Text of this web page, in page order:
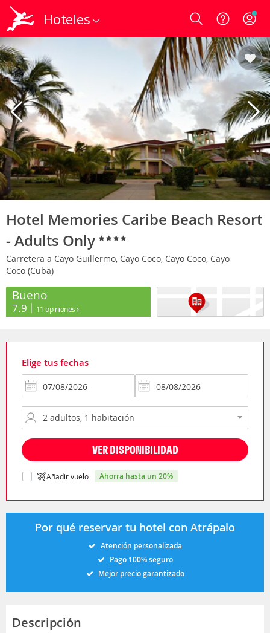
Hoteles Login
Hotel Memories Caribe Beach Resort
- Adults Only
Carretera a Cayo Guillermo, Cayo Coco, Cayo Coco, Cayo
Coco (Cuba)
Bueno
7.9 11 opiniones
Elige tus fechas
VER DISPONIBILIDAD
Añadir vuelo ahorra hasta un 20%
Por qué reservar tu hotel con Atrápalo
Atención personalizada
Pago 100% seguro
Mejor precio garantizado
Descripción